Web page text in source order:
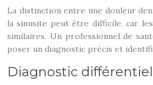
La distinction entre une douleur
la sinusite peut être difficile, car
similaires. Un professionnel de
poser un diagnostic précis et
Diagnostic différentiel